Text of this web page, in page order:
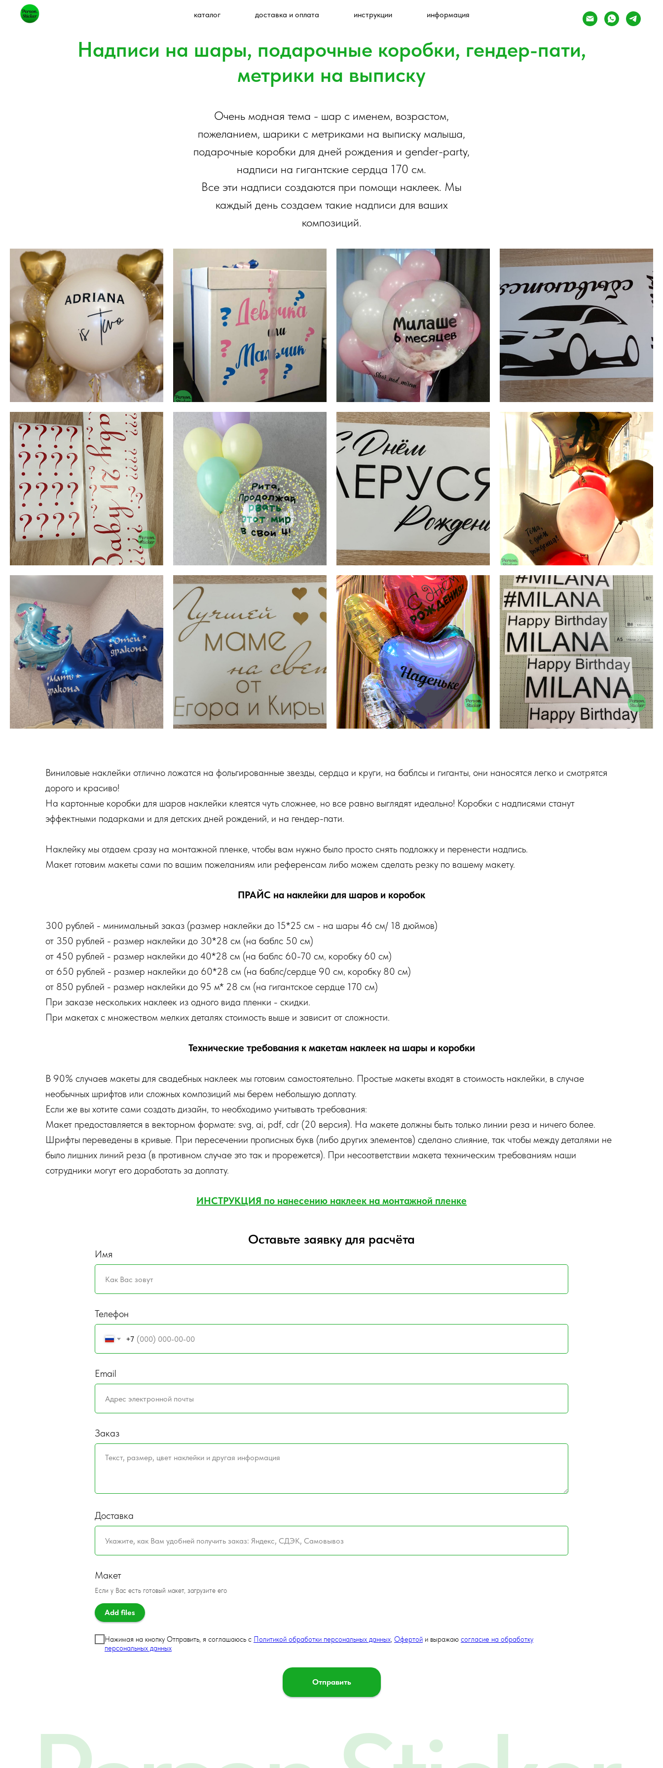
каталог доставка и оплата инструкции информация
Надписи на шары, подарочные коробки, гендер-пати,
метрики на выписку
Очень модная тема - шар с именем, возрастом,
пожеланием, шарики с метриками на выписку малыша,
подарочные коробки для дней рождения и gender-party,
надписи на гигантские сердца 170 см.
Все эти надписи создаются при помощи наклеек. Мы
каждый день создаем такие надписи для ваших
композиций.
Виниловые наклейки отлично ложатся на фольгированные звезды, сердца и круги, на баблсы и гиганты, они наносятся легко и смотрятся
дорого и красиво!
На картонные коробки для шаров наклейки клеятся чуть сложнее, но все равно выглядят идеально! Коробки с надписями станут
эффектными подарками и для детских дней рождений, и на гендер-пати.
Наклейку мы отдаем сразу на монтажной пленке, чтобы вам нужно было просто снять подложку и перенести надпись.
Макет готовим макеты сами по вашим пожеланиям или референсам либо можем сделать резку по вашему макету.
ПРАЙС на наклейки для шаров и коробок
300 рублей - минимальный заказ (размер наклейки до 15*25 см - на шары 46 см/ 18 дюймов)
от 350 рублей - размер наклейки до 30*28 см (на баблс 50 см)
от 450 рублей - размер наклейки до 40*28 см (на баблс 60-70 см, коробку 60 см)
от 650 рублей - размер наклейки до 60*28 см (на баблс/сердце 90 см, коробку 80 см)
от 850 рублей - размер наклейки до 95 м* 28 см (на гигантское сердце 170 см)
При заказе нескольких наклеек из одного вида пленки - скидки.
При макетах с множеством мелких деталях стоимость выше и зависит от сложности.
Технические требования к макетам наклеек на шары и коробки
В 90% случаев макеты для свадебных наклеек мы готовим самостоятельно. Простые макеты входят в стоимость наклейки, в случае
необычных шрифтов или сложных композиций мы берем небольшую доплату.
Если же вы хотите сами создать дизайн, то необходимо учитывать требования:
Макет предоставляется в векторном формате: svg, ai, pdf, cdr (20 версия). На макете должны быть только линии реза и ничего более.
Шрифты переведены в кривые. При пересечении прописных букв (либо других элементов) сделано слияние, так чтобы между деталями не
было лишних линий реза (в противном случае это так и прорежется). При несоответствии макета техническим требованиям наши
сотрудники могут его доработать за доплату.
ИНСТРУКЦИЯ по нанесению наклеек на монтажной пленке
Оставьте заявку для расчёта
Имя
Телефон
+7
Email
Заказ
Доставка
Макет
Если у Вас есть готовый макет, загрузите его
Add files
Нажимая на кнопку Отправить, я соглашаюсь с Политикой обработки персональных данных, Офертой и выражаю согласие на обработку
персональных данных
Отправить